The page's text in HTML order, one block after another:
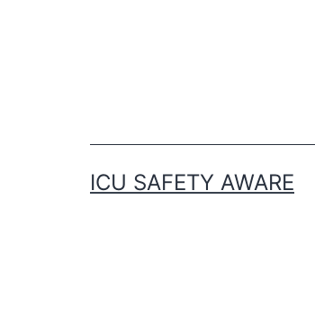
ICU SAFETY AWARE